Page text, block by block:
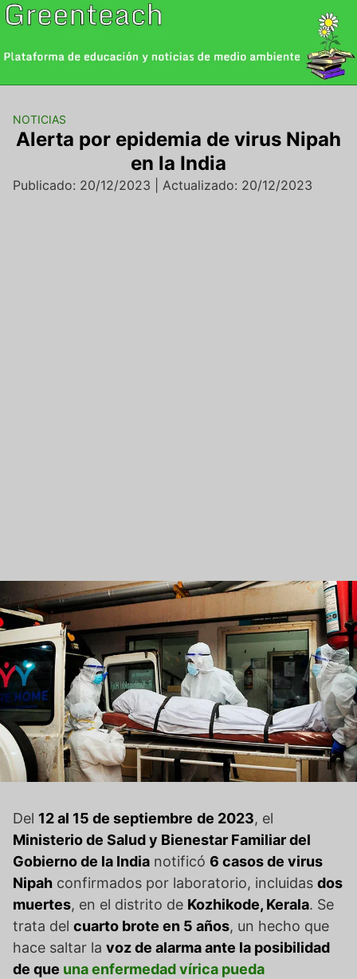
Saltar
al
NOTICIAS
Alerta por epidemia de virus Nipah
en la India
Publicado: 20/12/2023 | Actualizado: 20/12/2023
Del 12 al 15 de septiembre de 2023, el
Ministerio de Salud y Bienestar Familiar del
Gobierno de la India notificó 6 casos de virus
Nipah confirmados por laboratorio, incluidas dos
muertes, en el distrito de Kozhikode, Kerala. Se
trata del cuarto brote en 5 años, un hecho que
hace saltar la voz de alarma ante la posibilidad
de que una enfermedad vírica pueda